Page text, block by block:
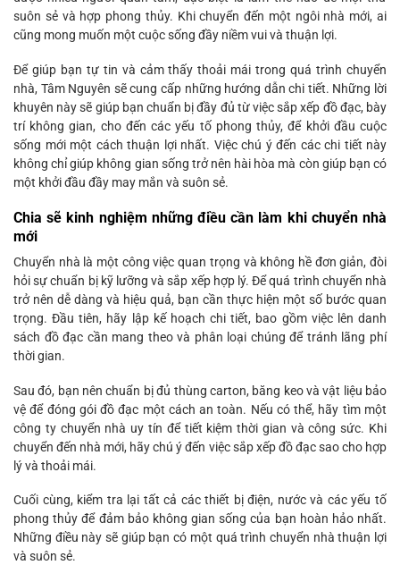
suôn sẻ và hợp phong thủy. Khi chuyển đến một ngôi nhà mới, ai
cũng mong muốn một cuộc sống đầy niềm vui và thuận lợi.
Để giúp bạn tự tin và cảm thấy thoải mái trong quá trình chuyển
nhà, Tâm Nguyên sẽ cung cấp những hướng dẫn chi tiết. Những lời
khuyên này sẽ giúp bạn chuẩn bị đầy đủ từ việc sắp xếp đồ đạc, bày
trí không gian, cho đến các yếu tố phong thủy, để khởi đầu cuộc
sống mới một cách thuận lợi nhất. Việc chú ý đến các chi tiết này
không chỉ giúp không gian sống trở nên hài hòa mà còn giúp bạn có
một khởi đầu đầy may mắn và suôn sẻ.
Chia sẽ kinh nghiệm những điều cần làm khi chuyển nhà
mới
Chuyển nhà là một công việc quan trọng và không hề đơn giản, đòi
hỏi sự chuẩn bị kỹ lưỡng và sắp xếp hợp lý. Để quá trình chuyển nhà
trở nên dễ dàng và hiệu quả, bạn cần thực hiện một số bước quan
trọng. Đầu tiên, hãy lập kế hoạch chi tiết, bao gồm việc lên danh
sách đồ đạc cần mang theo và phân loại chúng để tránh lãng phí
thời gian.
Sau đó, bạn nên chuẩn bị đủ thùng carton, băng keo và vật liệu bảo
vệ để đóng gói đồ đạc một cách an toàn. Nếu có thể, hãy tìm một
công ty chuyển nhà uy tín để tiết kiệm thời gian và công sức. Khi
chuyển đến nhà mới, hãy chú ý đến việc sắp xếp đồ đạc sao cho hợp
lý và thoải mái.
Cuối cùng, kiểm tra lại tất cả các thiết bị điện, nước và các yếu tố
phong thủy để đảm bảo không gian sống của bạn hoàn hảo nhất.
Những điều này sẽ giúp bạn có một quá trình chuyển nhà thuận lợi
và suôn sẻ.